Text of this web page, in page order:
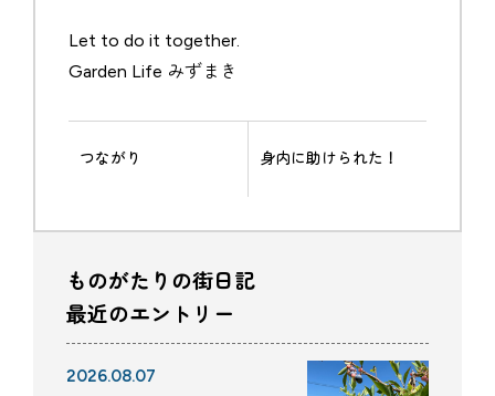
Let to do it together.
Garden Life みずまき
つながり 身内に助けられた！
ものがたりの街日記
最近のエントリー
2026.08.07